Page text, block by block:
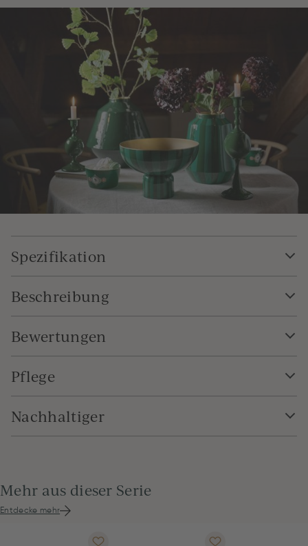
Spezifikation
Beschreibung
Bewertungen
Pflege
Nachhaltiger
Mehr aus dieser Serie
Entdecke mehr